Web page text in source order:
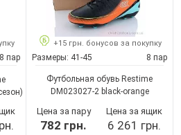
8 пар
+15 грн. бонусов за покупку
Размеры: 41-45 8 пар
Футбольная обувь Restime
DM023027-2 black-orange
Цена за пару
782 грн.
Цена за ящик
6 261 грн.